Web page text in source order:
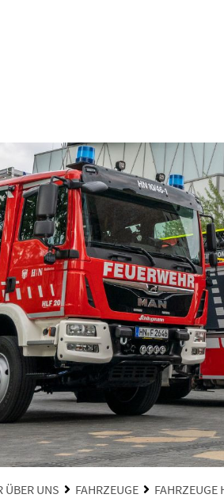
ÜBER UNS FAHRZEUGE FAHRZEUGE